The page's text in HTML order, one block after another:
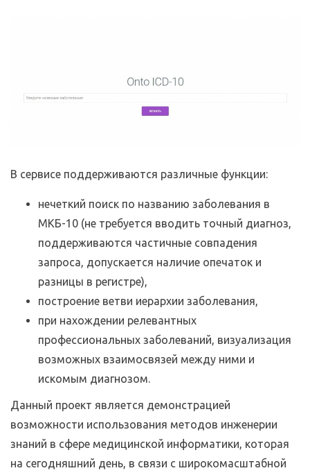
В сервисе поддерживаются различные функции:
нечеткий поиск по названию заболевания в
МКБ-10 (не требуется вводить точный диагноз,
поддерживаются частичные совпадения
запроса, допускается наличие опечаток и
разницы в регистре),
построение ветви иерархии заболевания,
при нахождении релевантных
профессиональных заболеваний, визуализация
возможных взаимосвязей между ними и
искомым диагнозом.
Данный проект является демонстрацией
возможности использования методов инженерии
знаний в сфере медицинской информатики, которая
на сегодняшний день, в связи с широкомасштабной